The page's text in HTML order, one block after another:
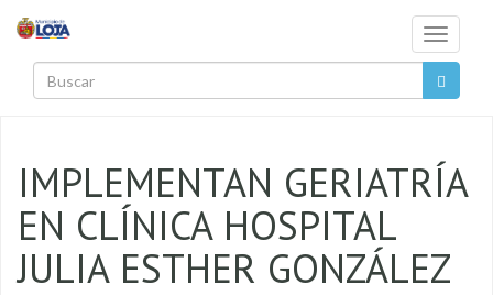
Toggle
IMPLEMENTAN GERIATRÍA
EN CLÍNICA HOSPITAL
JULIA ESTHER GONZÁLEZ